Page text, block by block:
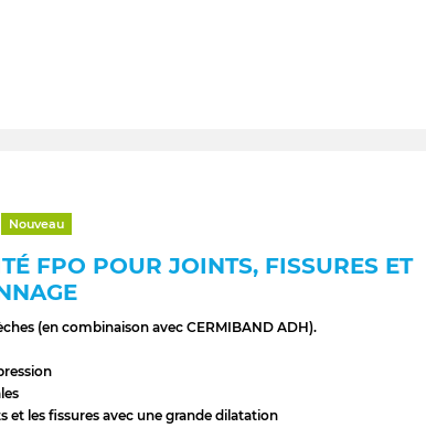
Nouveau
FPO POUR JOINTS, FISSURES ET
(en combinaison avec CERMIBAND ADH).
les fissures avec une grande dilatation